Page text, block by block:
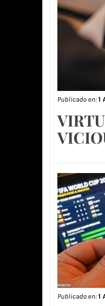
Publicado en:1
Publicado en:1